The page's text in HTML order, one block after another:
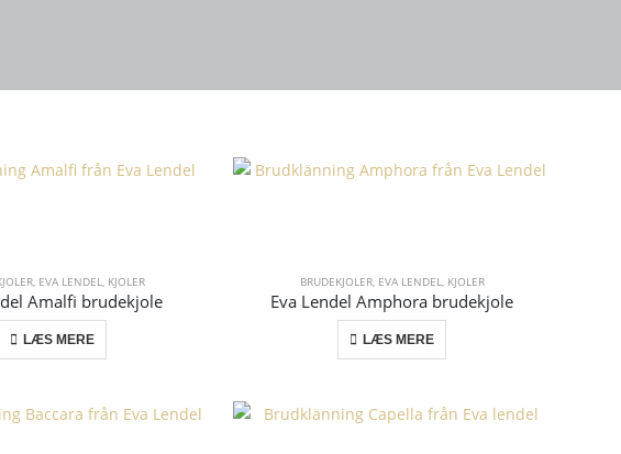
, EVA LENDEL, KJOLER
Amalfi brudekjole
LÆS MERE
BRUDEKJOLER, EVA LENDEL, KJOLER
Eva Lendel Amphora brudekjole
LÆS MERE